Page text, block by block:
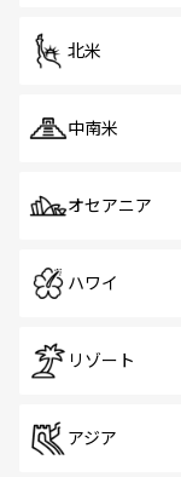
北米
中南米
オセアニア
ハワイ
リゾート
アジア